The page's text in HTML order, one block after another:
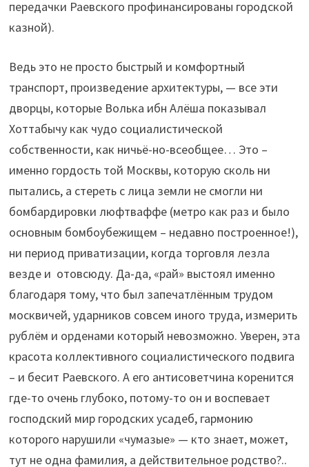
передачки Раевского профинансированы городской
казной).
Ведь это не просто быстрый и комфортный
транспорт, произведение архитектуры, — все эти
дворцы, которые Волька ибн Алёша показывал
Хоттабычу как чудо социалистической
собственности, как ничьё-но-всеобщее… Это –
именно гордость той Москвы, которую сколь ни
пытались, а стереть с лица земли не смогли ни
бомбардировки люфтваффе (метро как раз и было
основным бомбоубежищем – недавно построенное!),
ни период приватизации, когда торговля лезла
везде и отовсюду. Да-да, «рай» выстоял именно
благодаря тому, что был запечатлённым трудом
москвичей, ударников совсем иного труда, измерить
рублём и орденами который невозможно. Уверен, эта
красота коллективного социалистического подвига
– и бесит Раевского. А его антисоветчина коренится
где-то очень глубоко, потому-то он и воспевает
господский мир городских усадеб, гармонию
которого нарушили «чумазые» — кто знает, может,
тут не одна фамилия, а действительное родство?..